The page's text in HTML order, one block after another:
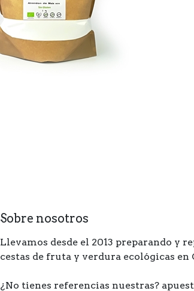
Sobre nosotros
Llevamos desde el 2013 preparando y
cestas de fruta y verdura ecológicas en
¿No tienes referencias nuestras?